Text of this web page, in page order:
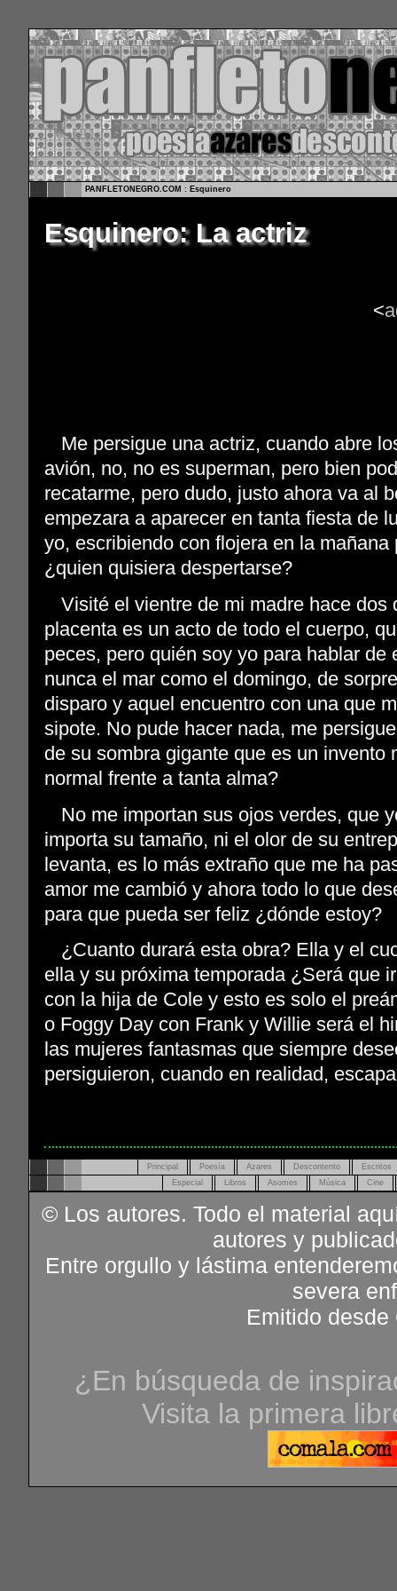
PANFLETONEGRO.COM : Esquinero
Esquinero: La actriz
<
Me persigue una actriz, cuando abre
avión, no, no es superman, pero bien
recatarme, pero dudo, justo ahora va al
empezara a aparecer en tanta fiesta de
yo, escribiendo con flojera en la
¿quien quisiera despertarse?
Visité el vientre de mi madre hace dos
placenta es un acto de todo el cuerpo,
peces, pero quién soy yo para hablar de
nunca el mar como el domingo, de
disparo y aquel encuentro con una que
sipote. No pude hacer nada, me
de su sombra gigante que es un invento
normal frente a tanta alma?
No me importan sus ojos verdes, que
importa su tamaño, ni el olor de su
levanta, es lo más extraño que me ha
amor me cambió y ahora todo lo que
para que pueda ser feliz ¿dónde estoy?
¿Cuanto durará esta obra? Ella y el
ella y su próxima temporada ¿Será que
con la hija de Cole y esto es solo el
o Foggy Day con Frank y Willie será el
las mujeres fantasmas que siempre
persiguieron, cuando en realidad,
Principal Poesía Azares Descontento
Escritos
Especial
Libros Asomes Música Cine
© Los autores. Todo el material
autores y
Entre orgullo y lástima
severa
Emitido desde
¿En búsqueda de
Visita la primera